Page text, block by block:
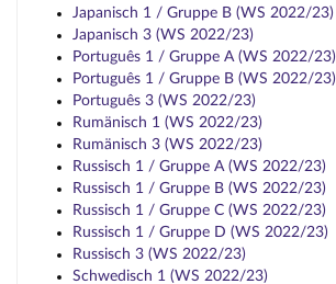
Japanisch 1 / Gruppe B (WS 2022/23)
Japanisch 3 (WS 2022/23)
Português 1 / Gruppe A (WS 2022/23)
Português 1 / Gruppe B (WS 2022/23)
Português 3 (WS 2022/23)
Rumänisch 1 (WS 2022/23)
Rumänisch 3 (WS 2022/23)
Russisch 1 / Gruppe A (WS 2022/23)
Russisch 1 / Gruppe B (WS 2022/23)
Russisch 1 / Gruppe C (WS 2022/23)
Russisch 1 / Gruppe D (WS 2022/23)
Russisch 3 (WS 2022/23)
Schwedisch 1 (WS 2022/23)